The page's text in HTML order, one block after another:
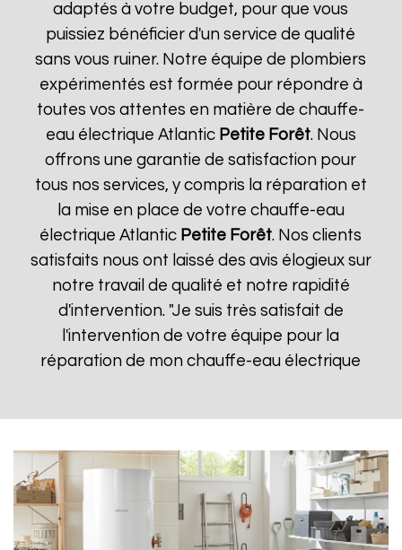
adaptés à votre budget, pour que vous
puissiez bénéficier d'un service de qualité
sans vous ruiner. Notre équipe de plombiers
expérimentés est formée pour répondre à
toutes vos attentes en matière de chauffe-
eau électrique Atlantic Petite Forêt. Nous
offrons une garantie de satisfaction pour
tous nos services, y compris la réparation et
la mise en place de votre chauffe-eau
électrique Atlantic Petite Forêt. Nos clients
satisfaits nous ont laissé des avis élogieux sur
notre travail de qualité et notre rapidité
d'intervention. "Je suis très satisfait de
l'intervention de votre équipe pour la
réparation de mon chauffe-eau électrique